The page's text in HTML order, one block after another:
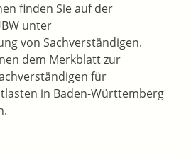
finden Sie auf der
unter
von Sachverständigen.
dem Merkblatt zur
für
in Baden-Württemberg